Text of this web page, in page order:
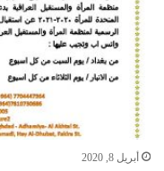
أبريل 8, 2020